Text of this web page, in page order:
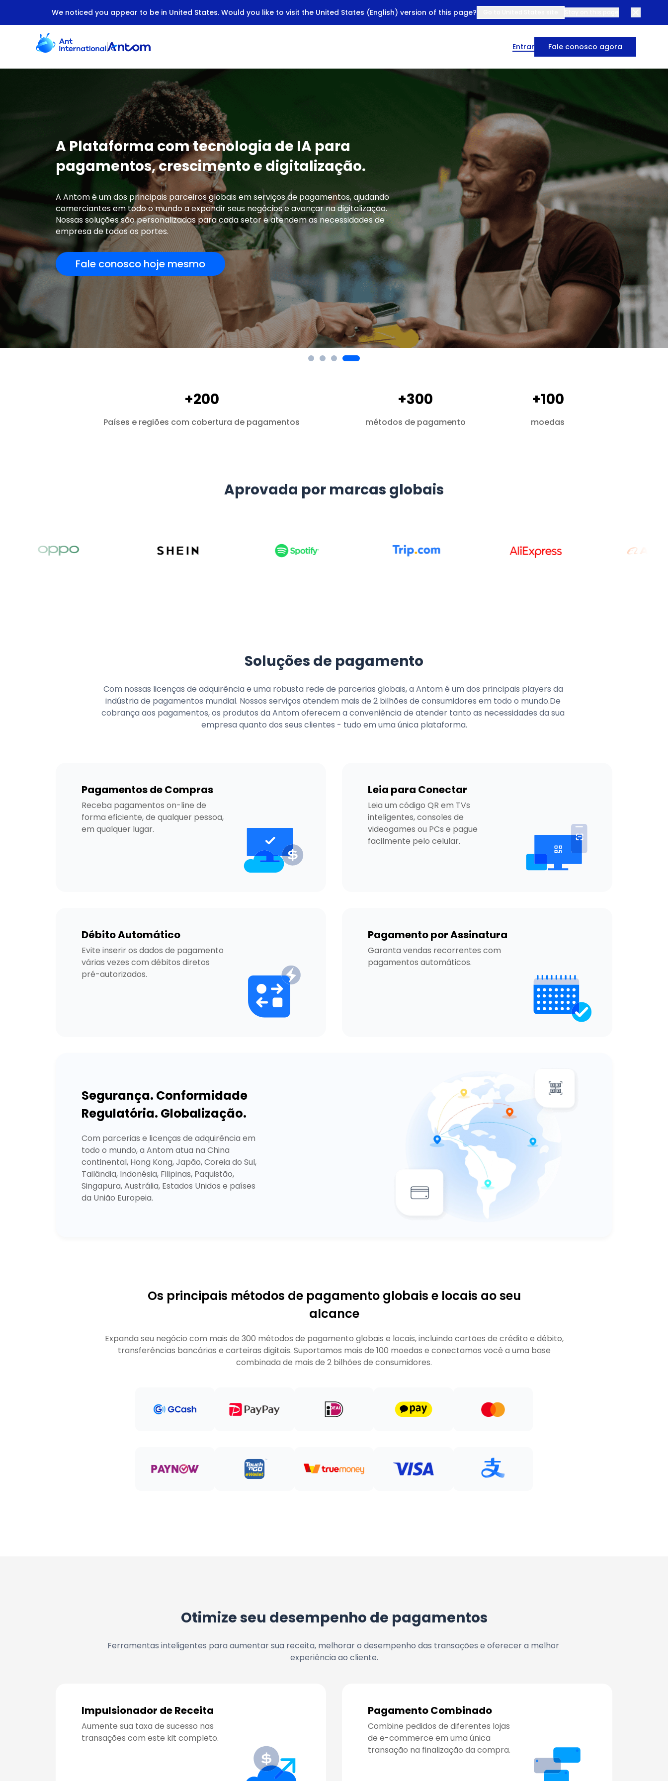
We noticed you appear to be in United States. Would you like to visit the United States (English) version of this page?
Entrar Fale conosco agora
Plataforma Global de Adquirência Antom
A Plataforma com tecnologia de IA para
pagamentos, crescimento e digitalização.
A Antom é um dos principais parceiros globais em serviços de pagamentos, ajudando
comerciantes em todo o mundo a expandir seus negócios e avançar na digitalização.
Nossas soluções são personalizadas para cada setor e atendem as necessidades de
empresa de todos os portes.
Fale conosco hoje mesmo
+200
Países e regiões com cobertura de pagamentos
+300
métodos de pagamento
+100
moedas
Aprovada por marcas globais
Soluções de pagamento
Com nossas licenças de adquirência e uma robusta rede de parcerias globais, a Antom é um dos principais players da
indústria de pagamentos mundial. Nossos serviços atendem mais de 2 bilhões de consumidores em todo o mundo.De
cobrança aos pagamentos, os produtos da Antom oferecem a conveniência de atender tanto as necessidades da sua
empresa quanto dos seus clientes - tudo em uma única plataforma.
Pagamentos de Compras
Receba pagamentos on-line de
forma eficiente, de qualquer pessoa,
Leia para Conectar
Leia um código QR em TVs
inteligentes, consoles de
videogames ou PCs e pague
facilmente pelo celular.
Débito Automático
Evite inserir os dados de pagamento
várias vezes com débitos diretos
pré-autorizados.
Pagamento por Assinatura
Garanta vendas recorrentes com
pagamentos automáticos.
Segurança. Conformidade
Regulatória. Globalização.
Com parcerias e licenças de adquirência em
todo o mundo, a Antom atua na China
continental, Hong Kong, Japão, Coreia do Sul,
Tailândia, Indonésia, Filipinas, Paquistão,
Singapura, Austrália, Estados Unidos e países
da União Europeia.
Os principais métodos de pagamento globais e locais ao seu
alcance
Expanda seu negócio com mais de 300 métodos de pagamento globais e locais, incluindo cartões de crédito e débito,
transferências bancárias e carteiras digitais. Suportamos mais de 100 moedas e conectamos você a uma base
combinada de mais de 2 bilhões de consumidores.
Otimize seu desempenho de pagamentos
Ferramentas inteligentes para aumentar sua receita, melhorar o desempenho das transações e oferecer a melhor
experiência ao cliente.
Impulsionador de Receita
Aumente sua taxa de sucesso nas
transações com este kit completo.
Pagamento Combinado
Combine pedidos de diferentes lojas
de e-commerce em uma única
transação na finalização da compra.